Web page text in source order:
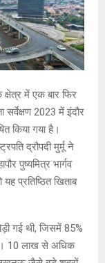
में एक बार फिर
सर्वेक्षण 2023 में इंदौर
किया गया है।
द्रौपदी मुर्मू ने
पुष्यमित्र भार्गव
प्रतिष्ठित खिताब
गई थी, जिसमें 85%
10 लाख से अधिक